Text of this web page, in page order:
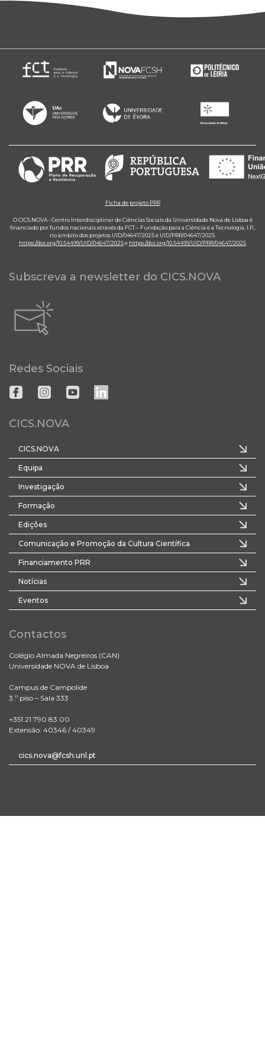
Ficha de projeto PRR
O CICS.NOVA - Centro Interdisciplinar de Ciências Sociais da Universidade Nova de Lisboa é
financiado por fundos nacionais através da FCT – Fundação para a Ciência e a Tecnologia, I.P.,
no âmbito dos projetos UID/04647/2025 e UID/PRR/04647/2025.
https://doi.org/10.54499/UID/04647/2025e https://doi.org/10.54499/UID/PRR/04647/2025
Subscreva a newsletter do CICS.NOVA
Redes Sociais
CICS.NOVA
CICS.NOVA
Equipa
Investigação
Formação
Edições
Comunicação e Promoção da Cultura Científica
Financiamento PRR
Notícias
Eventos
Contactos
Colégio Almada Negreiros (CAN)
Universidade NOVA de Lisboa
Campus de Campolide
3.º piso – Sala 333
+351 21 790 83 00
Extensão: 40346 / 40349
cics.nova@fcsh.unl.pt